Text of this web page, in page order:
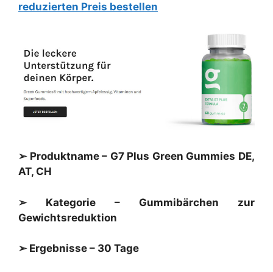
reduzierten Preis bestellen
➢ Produktname – G7 Plus Green Gummies DE,
AT, CH
➢ Kategorie – Gummibärchen zur
Gewichtsreduktion
➢ Ergebnisse – 30 Tage